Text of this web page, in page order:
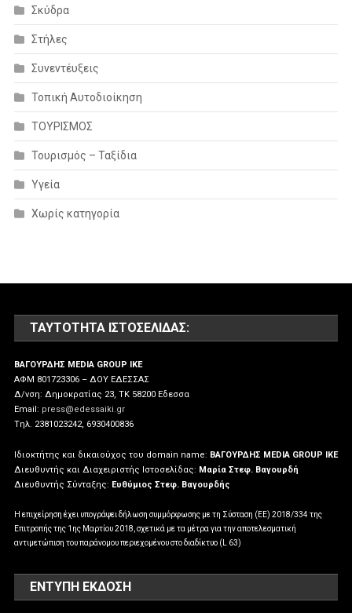
Σκύδρα
Στήλες
Συνεντέυξεις
Τοπική Αυτοδιοίκηση
ΤΟΥΡΙΣΜΟΣ
Τουρισμός – Ταξίδια
Υγεία
Χωρίς κατηγορία
ΤΑΥΤΌΤΗΤΑ ΙΣΤΟΣΕΛΊΔΑΣ:
ΒΑΓΟΥΡΔΗΣ MEDIA GROUP IKE
ΑΦΜ 801723306 – ΔΟΥ ΕΔΕΣΣΑΣ
Δ/νση: Δημοκρατίας 23, ΤΚ 58200 Εδεσσα
Email: press@edessaiki.gr
Tηλ. 2381023242, 6930400836
Ιδιοκτήτης και δικαιούχος του domain name: ΒΑΓΟΥΡΔΗΣ MEDIA GROUP IKE
Διευθυντής και Διαχειριστής Ιστοσελίδας: Μαρία Στεφ. Βαγουρδή
Διευθυντής Σύνταξης: Ευθύμιος Στεφ. Βαγουρδής
Η επιχείρηση έχει υπογράψει δήλωση συμμόρφωσης με τη Σύσταση (ΕΕ) 2018/334 της
Επιτροπής της 1ης Μαρτίου 2018, σχετικά με τα μέτρα για την αποτελεσματική
αντιμετώπιση του παράνομου περιεχομένου στο διαδίκτυο (L 63)
ΕΝΤΥΠΗ ΕΚΔΟΣΗ